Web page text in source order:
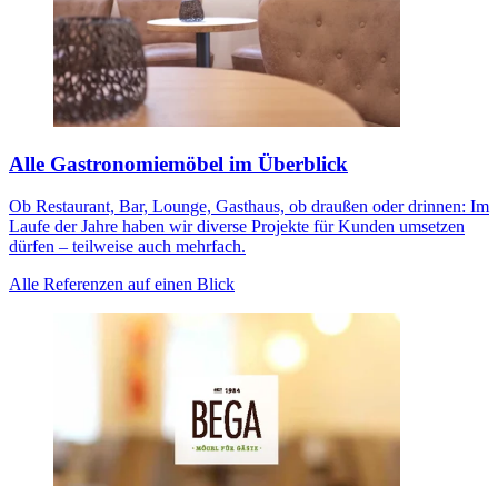
Alle Gastronomiemöbel im Überblick
Ob Restaurant, Bar, Lounge, Gasthaus, ob draußen oder drinnen: Im
Laufe der Jahre haben wir diverse Projekte für Kunden umsetzen
dürfen – teilweise auch mehrfach.
Alle Referenzen auf einen Blick